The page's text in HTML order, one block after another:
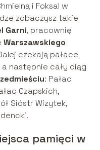
i Foksal w
zobaczysz takie
Garni, pracownię
Warszawskiego
czekają pałace
następnie cały ciąg
: Pałac
Czapskich,
Sióstr Wizytek,
pamięci w